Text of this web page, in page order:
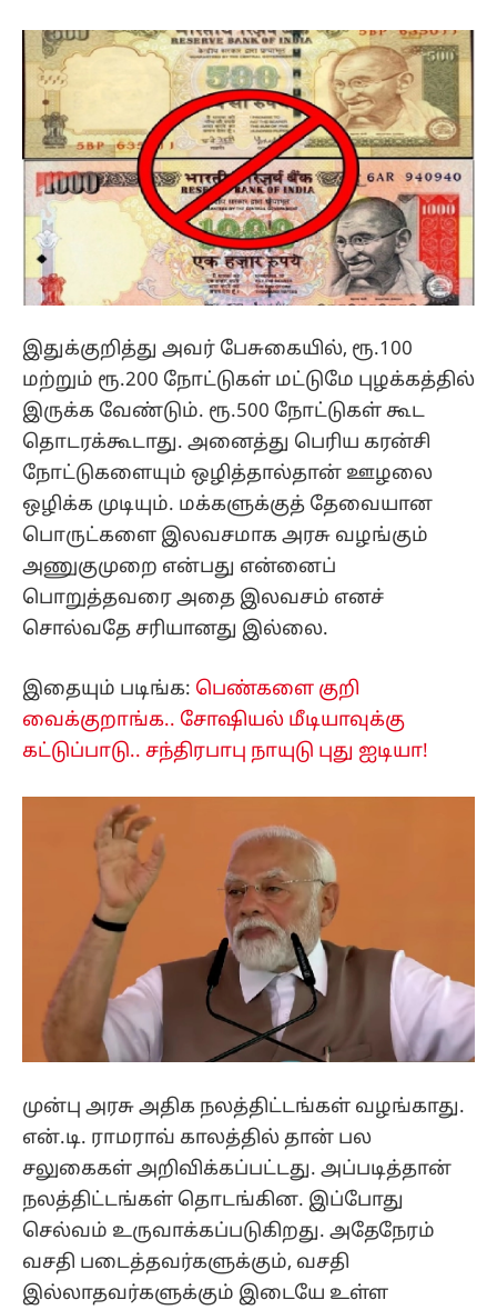
இதுக்குறித்து அவர் பேசுகையில், ரூ.100
மற்றும் ரூ.200 நோட்டுகள் மட்டுமே புழக்கத்தில்
இருக்க வேண்டும். ரூ.500 நோட்டுகள் கூட
தொடரக்கூடாது. அனைத்து பெரிய கரன்சி
நோட்டுகளையும் ஒழித்தால்தான் ஊழலை
ஒழிக்க முடியும். மக்களுக்குத் தேவையான
பொருட்களை இலவசமாக அரசு வழங்கும்
அணுகுமுறை என்பது என்னைப்
பொறுத்தவரை அதை இலவசம் எனச்
சொல்வதே சரியானது இல்லை.
இதையும் படிங்க: பெண்களை குறி
வைக்குறாங்க.. சோஷியல் மீடியாவுக்கு
கட்டுப்பாடு.. சந்திரபாபு நாயுடு புது ஐடியா!
முன்பு அரசு அதிக நலத்திட்டங்கள் வழங்காது.
என்.டி. ராமராவ் காலத்தில் தான் பல
சலுகைகள் அறிவிக்கப்பட்டது. அப்படித்தான்
நலத்திட்டங்கள் தொடங்கின. இப்போது
செல்வம் உருவாக்கப்படுகிறது. அதேநேரம்
வசதி படைத்தவர்களுக்கும், வசதி
இல்லாதவர்களுக்கும் இடையே உள்ள